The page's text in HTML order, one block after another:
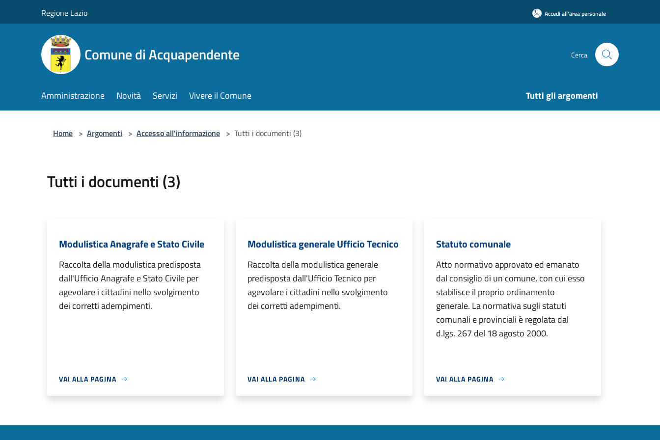
Regione Lazio Accedi all'area personale
Comune di Acquapendente Cerca
Amministrazione Novità Servizi Vivere il Comune Tutti gli argomenti
Home > Argomenti > Accesso all'informazione > Tutti i documenti (3)
Tutti i documenti (3)
Modulistica Anagrafe e Stato Civile
Raccolta della modulistica predisposta
dall'Ufficio Anagrafe e Stato Civile per
agevolare i cittadini nello svolgimento
dei corretti adempimenti.
VAI ALLA PAGINA
Modulistica generale Ufficio Tecnico
Raccolta della modulistica generale
predisposta dall'Ufficio Tecnico per
agevolare i cittadini nello svolgimento
dei corretti adempimenti.
VAI ALLA PAGINA
Statuto comunale
Atto normativo approvato ed emanato
dal consiglio di un comune, con cui esso
stabilisce il proprio ordinamento
generale. La normativa sugli statuti
comunali e provinciali è regolata dal
d.lgs. 267 del 18 agosto 2000.
VAI ALLA PAGINA